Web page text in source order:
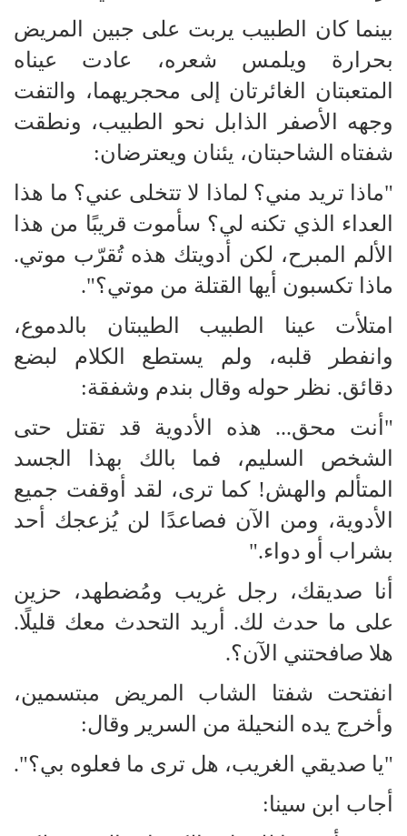
بينما كان الطبيب يربت على جبين المريض
بحرارة ويلمس شعره، عادت عيناه
المتعبتان الغائرتان إلى محجريهما، والتفت
وجهه الأصفر الذابل نحو الطبيب، ونطقت
شفتاه الشاحبتان، يئنان ويعترضان:
"ماذا تريد مني؟ لماذا لا تتخلى عني؟ ما هذا
العداء الذي تكنه لي؟ سأموت قريبًا من هذا
الألم المبرح، لكن أدويتك هذه تُقرّب موتي.
ماذا تكسبون أيها القتلة من موتي؟".
امتلأت عينا الطبيب الطيبتان بالدموع،
وانفطر قلبه، ولم يستطع الكلام لبضع
دقائق. نظر حوله وقال بندم وشفقة:
"أنت محق... هذه الأدوية قد تقتل حتى
الشخص السليم، فما بالك بهذا الجسد
المتألم والهش! كما ترى، لقد أوقفت جميع
الأدوية، ومن الآن فصاعدًا لن يُزعجك أحد
بشراب أو دواء."
أنا صديقك، رجل غريب ومُضطهد، حزين
على ما حدث لك. أريد التحدث معك قليلًا.
هلا صافحتني الآن؟.
انفتحت شفتا الشاب المريض مبتسمين،
وأخرج يده النحيلة من السرير وقال:
"يا صديقي الغريب، هل ترى ما فعلوه بي؟".
أجاب ابن سينا: